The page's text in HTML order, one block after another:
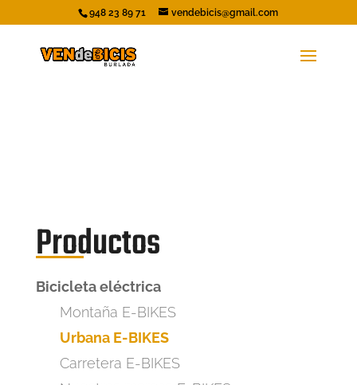
948 23 89 71 vendebicis@gmail.com
Productos
Bicicleta eléctrica
Montaña E-BIKES
Urbana E-BIKES
Carretera E-BIKES